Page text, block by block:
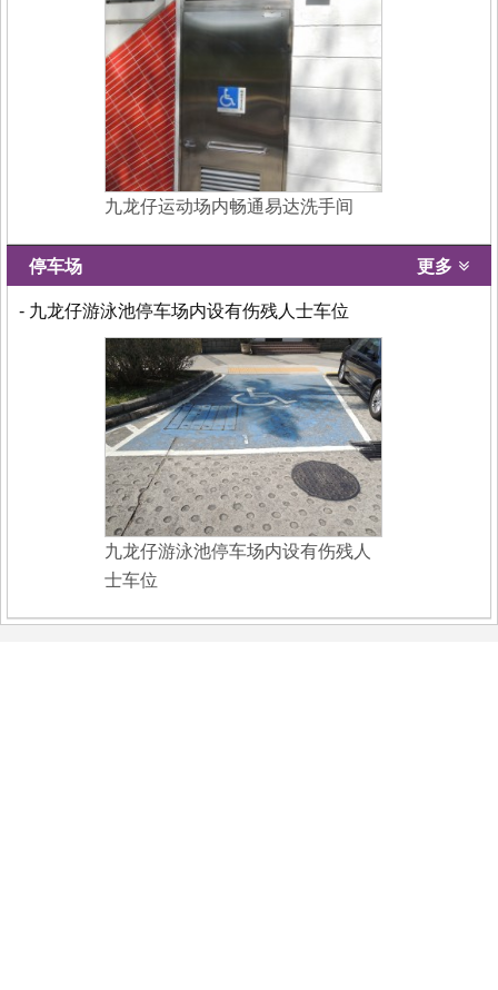
九龙仔运动场内畅通易达洗手间
停车场 更多
- 九龙仔游泳池停车场内设有伤残人士车位
九龙仔游泳池停车场内设有伤残人
士车位